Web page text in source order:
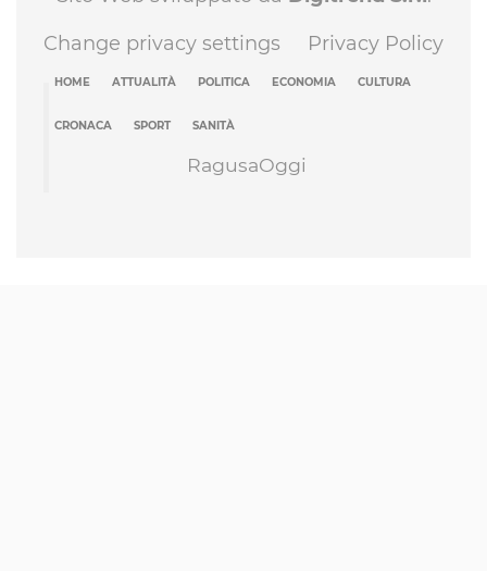
Change privacy settings
Privacy Policy
HOME ATTUALITÀ POLITICA ECONOMIA CULTURA
CRONACA SPORT SANITÀ
RagusaOggi